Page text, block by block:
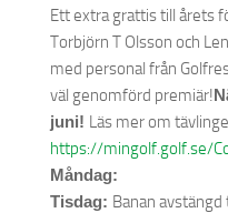
Ett extra grattis till årets
Torbjörn T Olsson och
med personal från
väl genomförd premiär!
juni! Läs mer om
https://mingolf.golf.se/
Måndag:
Tisdag: Banan avstängd